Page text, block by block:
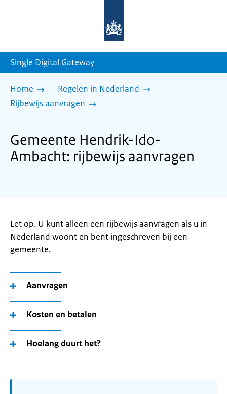
homepage
Single Digital Gateway
Home
Regelen in Nederland
Rijbewijs aanvragen
Gemeente Hendrik-Ido-
Ambacht: rijbewijs aanvragen
Let op. U kunt alleen een rijbewijs aanvragen als u in
Nederland woont en bent ingeschreven bij een
gemeente.
Aanvragen
Kosten en betalen
Hoelang duurt het?